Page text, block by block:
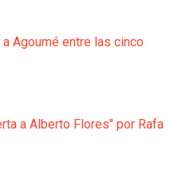
Agoumé entre las cinco
a Alberto Flores" por Rafa